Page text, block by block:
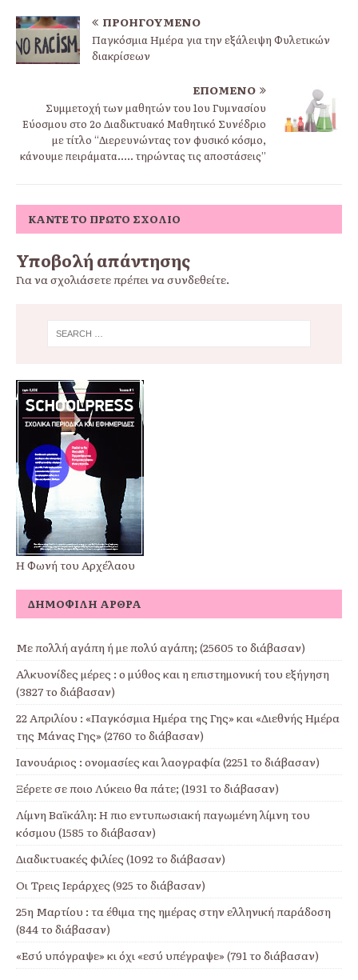
ΠΡΟΗΓΟΎΜΕΝΟ
Παγκόσμια Ημέρα για την εξάλειψη Φυλετικών
διακρίσεων
ΕΠΌΜΕΝΟ
Συμμετοχή των μαθητών του 1ου Γυμνασίου
Εύοσμου στο 2o Διαδικτυακό Μαθητικό Συνέδριο
με τίτλο “Διερευνώντας τον φυσικό κόσμο,
κάνουμε πειράματα….. τηρώντας τις αποστάσεις”
ΚΆΝΤΕ ΤΟ ΠΡΏΤΟ ΣΧΌΛΙΟ
Υποβολή απάντησης
Για να σχολιάσετε πρέπει να συνδεθείτε.
Η Φωνή του Αρχέλαου
ΔΗΜΟΦΙΛΉ ΆΡΘΡΑ
Με πολλή αγάπη ή με πολύ αγάπη; (25605 το διάβασαν)
Αλκυονίδες μέρες : ο μύθος και η επιστημονική του εξήγηση
(3827 το διάβασαν)
22 Απριλίου : «Παγκόσμια Ημέρα της Γης» και «Διεθνής Ημέρα
της Μάνας Γης» (2760 το διάβασαν)
Ιανουάριος : ονομασίες και λαογραφία (2251 το διάβασαν)
Ξέρετε σε ποιο Λύκειο θα πάτε; (1931 το διάβασαν)
Λίμνη Βαϊκάλη: Η πιο εντυπωσιακή παγωμένη λίμνη του
κόσμου (1585 το διάβασαν)
Διαδικτυακές φιλίες (1092 το διάβασαν)
Οι Τρεις Ιεράρχες (925 το διάβασαν)
25η Μαρτίου : τα έθιμα της ημέρας στην ελληνική παράδοση
(844 το διάβασαν)
«Εσύ υπόγραψε» κι όχι «εσύ υπέγραψε» (791 το διάβασαν)